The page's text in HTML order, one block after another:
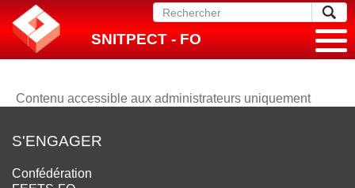
SNITPECT - FO
Contenu accessible aux administrateurs uniquement
S'ENGAGER
Confédération